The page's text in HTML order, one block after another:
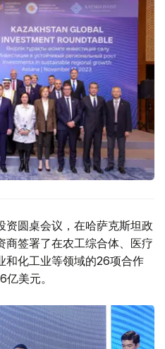
资圆桌会议，在哈萨克斯坦政
商签署了在农工综合体、医疗
和化工业等领域的26项合作
美元。